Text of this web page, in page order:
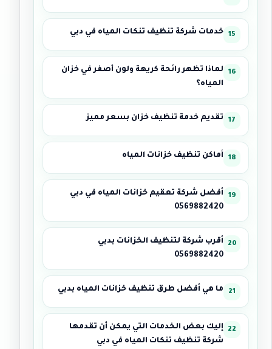
خدمات شركة تنظيف تنكات المياه في دبي
لماذا تظهر رائحة كريهة ولون أصفر في خزان
المياه؟
تقديم خدمة تنظيف خزان بسعر مميز
أماكن تنظيف خزانات المياه
أفضل شركة تعقيم خزانات المياه في دبي
0569882420
أقرب شركة لتنظيف الخزانات بدبي
0569882420
ما هي أفضل طرق تنظيف خزانات المياه بدبي
إليك بعض الخدمات التي يمكن أن تقدمها
شركة تنظيف تنكات المياه في دبي